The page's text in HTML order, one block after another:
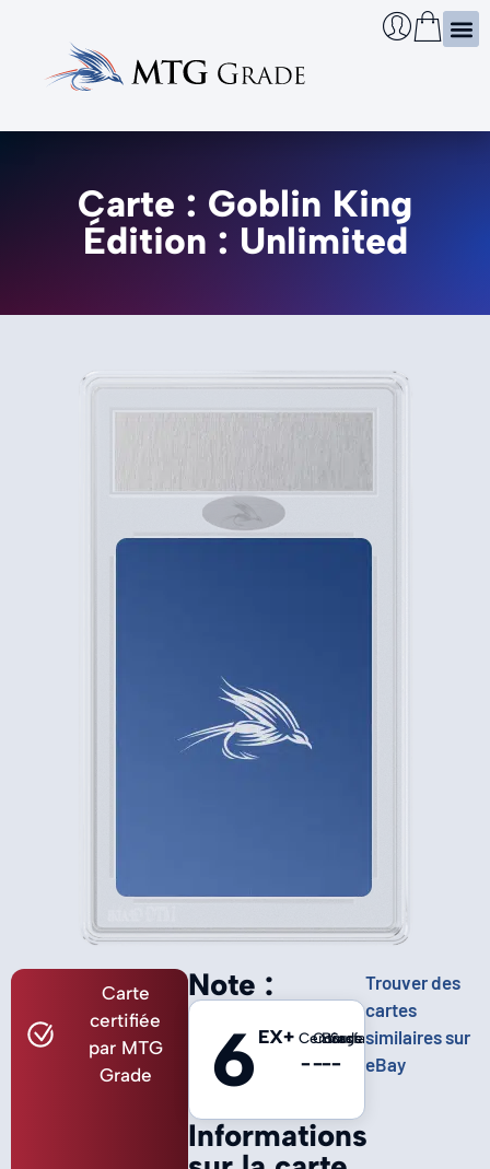
Carte : Goblin King
Édition : Unlimited
Carte
certifiée
par MTG
Grade
Informations
Note :
6 EX+ Centrage
-
Coins
-
Bords
-
Surface
-
Trouver des
cartes
similaires sur
eBay